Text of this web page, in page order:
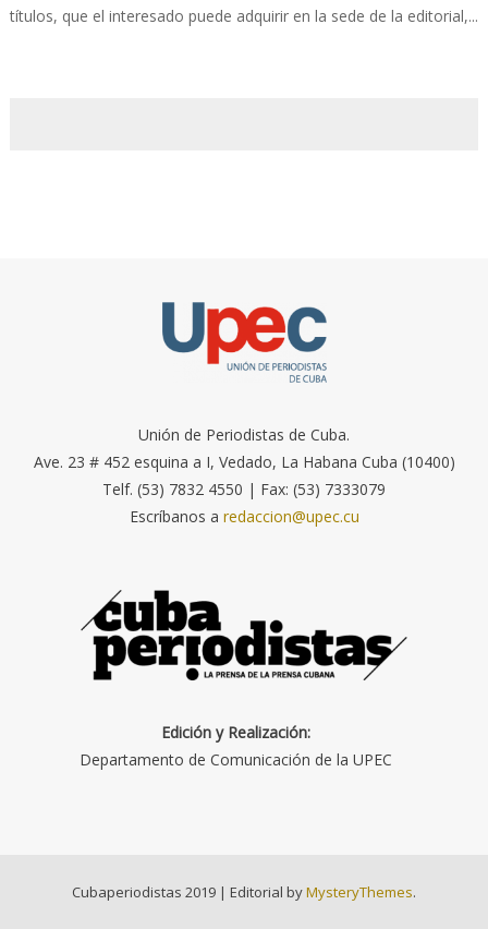
títulos, que el interesado puede adquirir en la sede de la editorial,...
Unión de Periodistas de Cuba.
Ave. 23 # 452 esquina a I, Vedado, La Habana Cuba (10400)
Telf. (53) 7832 4550 | Fax: (53) 7333079
Escríbanos a redaccion@upec.cu
Edición y Realización:
Departamento de Comunicación de la UPEC
Cubaperiodistas 2019 | Editorial byMysteryThemes.